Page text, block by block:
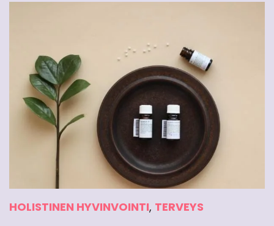
HOLISTINEN HYVINVOINTI, TERVEYS